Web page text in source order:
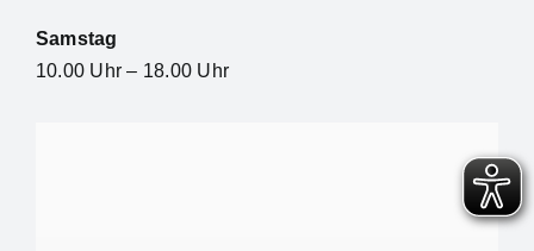
Samstag
10.00 Uhr – 18.00 Uhr